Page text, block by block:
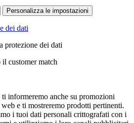
Personalizza le impostazioni
dei dati
protezione dei dati
customer match
informeremo anche su promozioni
e ti mostreremo prodotti pertinenti.
i tuoi dati personali crittografati con i